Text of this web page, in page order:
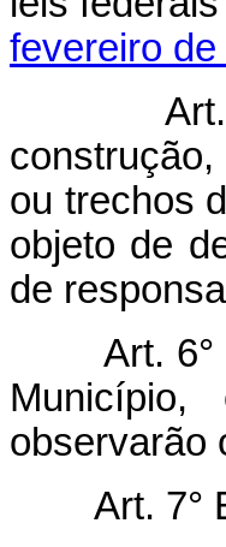
fevereiro de
ou trechos
objeto de
de
Art.
observarão
Art. 7°